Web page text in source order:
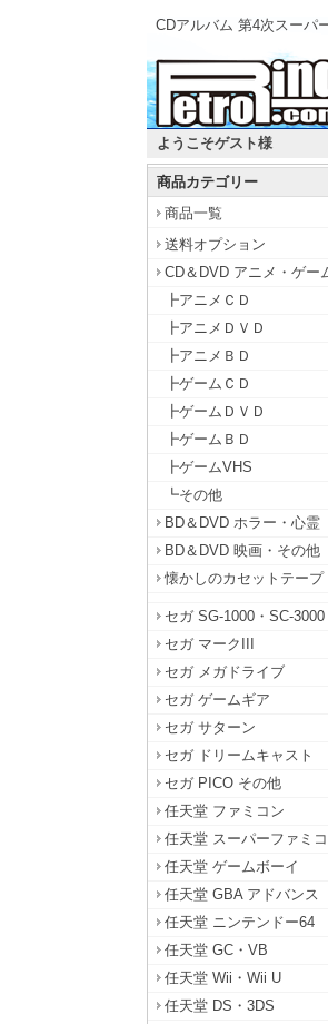
CDアルバム 第4次スーパ
ようこそゲスト様
商品カテゴリー
商品一覧
送料オプション
CD＆DVD アニメ・ゲー
┣アニメＣＤ
┣アニメＤＶＤ
┣アニメＢＤ
┣ゲームＣＤ
┣ゲームＤＶＤ
┣ゲームＢＤ
┣ゲームVHS
┗その他
BD＆DVD ホラー・心霊
BD＆DVD 映画・その他
懐かしのカセットテープ
セガ SG-1000・SC-3000
セガ マークIII
セガ メガドライブ
セガ ゲームギア
セガ サターン
セガ ドリームキャスト
セガ PICO その他
任天堂 ファミコン
任天堂 スーパーファミ
任天堂 ゲームボーイ
任天堂 GBA アドバンス
任天堂 ニンテンドー64
任天堂 GC・VB
任天堂 Wii・Wii U
任天堂 DS・3DS